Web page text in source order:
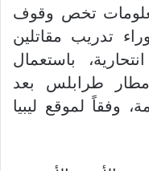
معلومات تخص وقوف
تدريب مقاتلين
باستعمال
طرابلس بعد
وفقاً لموقع ليبيا